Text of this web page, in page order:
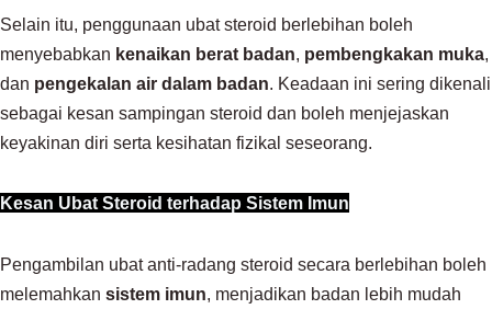
Selain itu, penggunaan ubat steroid berlebihan boleh
menyebabkan kenaikan berat badan, pembengkakan muka,
dan pengekalan air dalam badan. Keadaan ini sering dikenali
sebagai kesan sampingan steroid dan boleh menjejaskan
keyakinan diri serta kesihatan fizikal seseorang.
Kesan Ubat Steroid terhadap Sistem Imun
Pengambilan ubat anti-radang steroid secara berlebihan boleh
melemahkan sistem imun, menjadikan badan lebih mudah